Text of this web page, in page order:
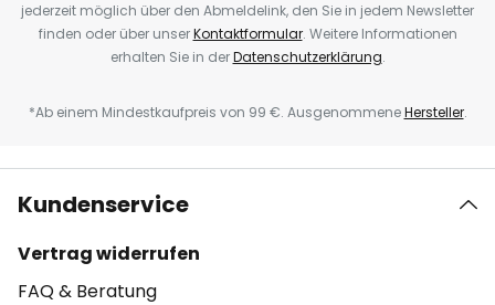
jederzeit möglich über den Abmeldelink, den Sie in jedem Newsletter
finden oder über unserKontaktformular. Weitere Informationen
erhalten Sie in derDatenschutzerklärung.
*Ab einem Mindestkaufpreis von 99 €. AusgenommeneHersteller.
Kundenservice
Vertrag widerrufen
FAQ & Beratung